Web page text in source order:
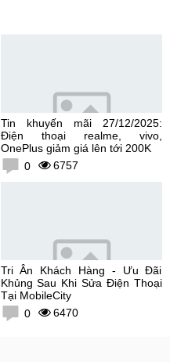
Tin khuyến mãi 27/12/2025:
Điện thoại realme, vivo,
OnePlus giảm giá lên tới 200K
0
6757
Tri Ân Khách Hàng - Ưu Đãi
Khủng Sau Khi Sửa Điện Thoại
Tại MobileCity
0
6470